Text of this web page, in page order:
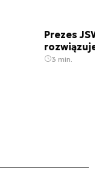
Prezes
3 min.